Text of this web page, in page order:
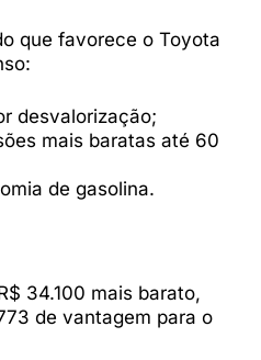
que favorece o Toyota
desvalorização;
mais baratas até 60
de gasolina.
34.100 mais barato,
de vantagem para o